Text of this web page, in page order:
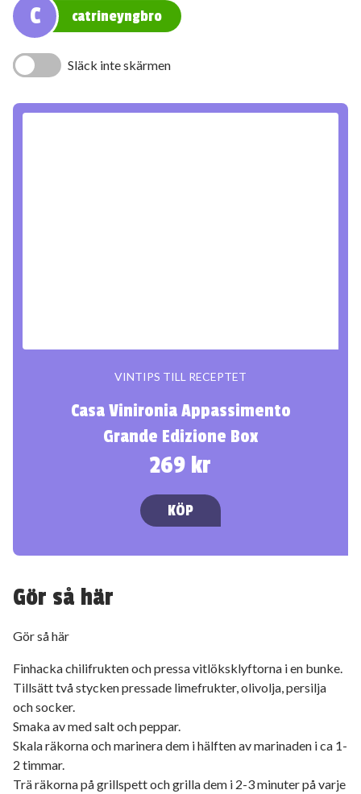
C catrineyngbro
Släck inte skärmen
VINTIPS TILL RECEPTET
Casa Vinironia Appassimento
Grande Edizione Box
269 kr
KÖP
Gör så här
Gör så här
Finhacka chilifrukten och pressa vitlöksklyftorna i en bunke.
Tillsätt två stycken pressade limefrukter, olivolja, persilja
och socker.
Smaka av med salt och peppar.
Skala räkorna och marinera dem i hälften av marinaden i ca 1-
2 timmar.
Trä räkorna på grillspett och grilla dem i 2-3 minuter på varje